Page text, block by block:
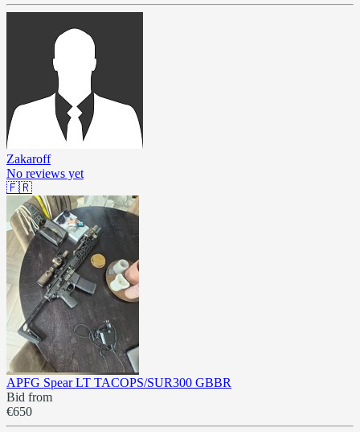
Zakaroff
No reviews yet
🇫🇷
APFG Spear LT TACOPS/SUR300 GBBR
Bid from
€650